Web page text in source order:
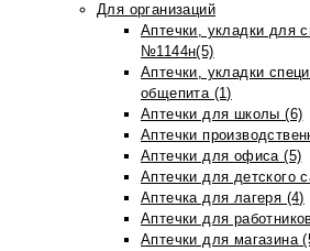
Для организаций
Аптечки, укладки для
№1144н(5)
Аптечки, укладки
общепита (1)
Аптечки для школы (6)
Аптечки
Аптечки для офиса (5)
Аптечки для детского
Аптечка для лагеря (4)
Аптечки для
Аптечки для магазина